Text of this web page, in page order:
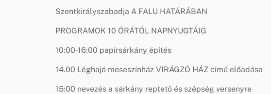
Szentkirályszabadja A FALU HATÁRÁBAN
PROGRAMOK 10 ÓRÁTÓL NAPNYUGTÁIG
10:00-16:00 papírsárkány építés
14.00 Léghajó meseszínház VIRÁGZÓ HÁZ című előadása
15:00 nevezés a sárkány reptető és szépség versenyre